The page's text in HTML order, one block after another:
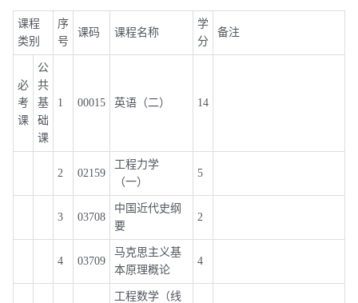
课程
类别
序
号
课码 课程名称
学
分
备注
必
考
课
公
共
基
础
课
1 00015 英语（二） 14
2 02159
工程力学
（一）
5
3 03708
中国近代史纲
要
2
4 03709
马克思主义基
本原理概论
4
工程数学（线